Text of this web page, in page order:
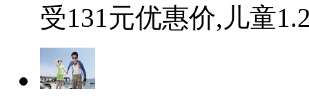
受131元优惠价,儿童